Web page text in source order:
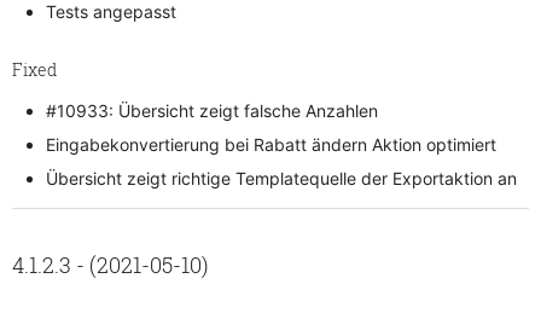
Tests angepasst
Fixed
#10933: Übersicht zeigt falsche Anzahlen
Eingabekonvertierung bei Rabatt ändern Aktion optimiert
Übersicht zeigt richtige Templatequelle der Exportaktion an
4.1.2.3 - (2021-05-10)